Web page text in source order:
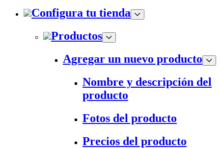
Configura tu tienda
Productos
Agregar un nuevo producto
Nombre y descripción del
producto
Fotos del producto
Precios del producto